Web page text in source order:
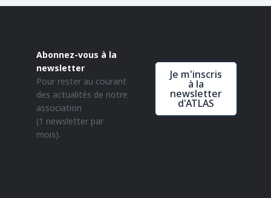
Abonnez-vous à la
newsletter
Pour rester au courant
des actualités de notre
association
(1 newsletter par
mois).
Je m'inscris
à la
newsletter
d'ATLAS